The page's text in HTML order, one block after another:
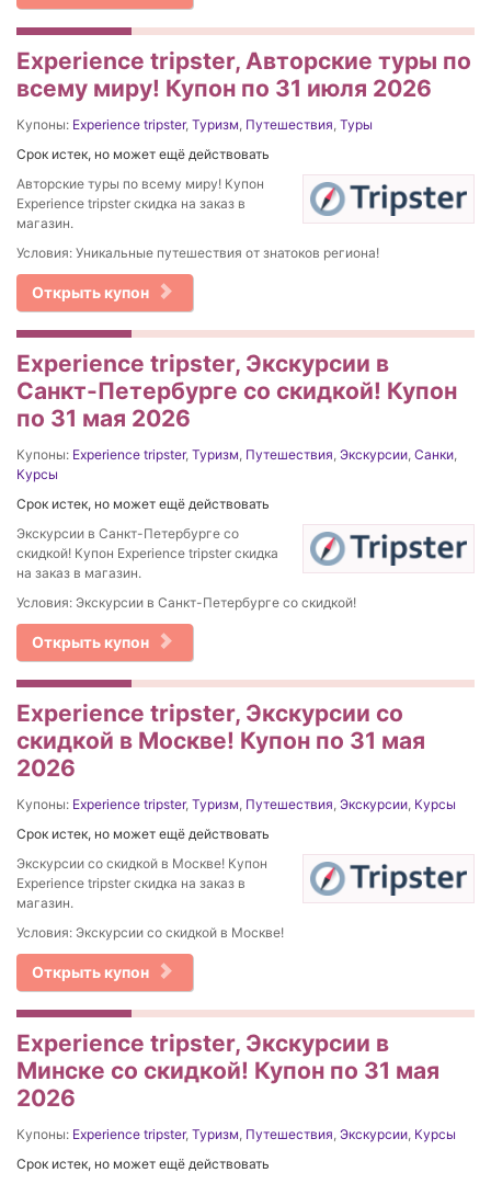
Experience tripster, Авторские туры по
всему миру! Купон по 31 июля 2026
Купоны: Experience tripster, Туризм, Путешествия, Туры
Срок истек, но может ещё действовать
Авторские туры по всему миру! Купон
Experience tripster скидка на заказ в
магазин.
Условия: Уникальные путешествия от знатоков региона!
Открыть купон
Experience tripster, Экскурсии в
Санкт-Петербурге со скидкой! Купон
по 31 мая 2026
Купоны: Experience tripster, Туризм, Путешествия, Экскурсии, Санки,
Курсы
Срок истек, но может ещё действовать
Экскурсии в Санкт-Петербурге со
скидкой! Купон Experience tripster скидка
на заказ в магазин.
Условия: Экскурсии в Санкт-Петербурге со скидкой!
Открыть купон
Experience tripster, Экскурсии со
скидкой в Москве! Купон по 31 мая
2026
Купоны: Experience tripster, Туризм, Путешествия, Экскурсии, Курсы
Срок истек, но может ещё действовать
Экскурсии со скидкой в Москве! Купон
Experience tripster скидка на заказ в
магазин.
Условия: Экскурсии со скидкой в Москве!
Открыть купон
Experience tripster, Экскурсии в
Минске со скидкой! Купон по 31 мая
2026
Купоны: Experience tripster, Туризм, Путешествия, Экскурсии, Курсы
Срок истек, но может ещё действовать